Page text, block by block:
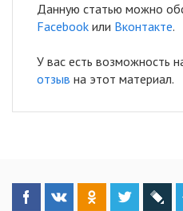
Данную статью можно
Facebook или Вконтакте.
У вас есть возможность
отзыв на этот материал.